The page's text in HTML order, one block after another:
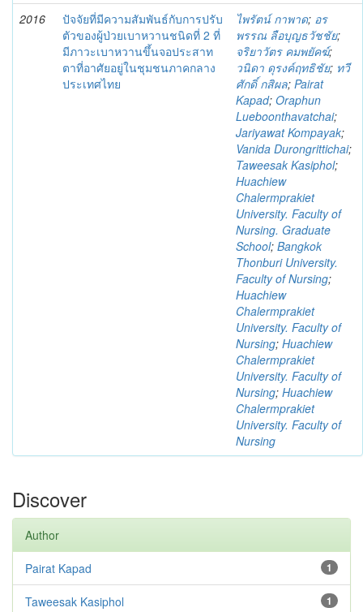
2016
ปัจจัยที่มีความสัมพันธ์กับการปรับ
ตัวของผู้ป่วยเบาหวานชนิดที่ 2 ที่
มีภาวะเบาหวานขึ้นจอประสาท
ตาที่อาศัยอยู่ในชุมชนภาคกลาง
ประเทศไทย
ไพรัตน์ กาพาด; อร
พรรณ ลือบุญธวัชชัย;
จริยาวัตร คมพยัคฆ์;
วนิดา ดุรงค์ฤทธิชัย; ทวี
ศักดิ์ กสิผล; Pairat
Kapad; Oraphun
Lueboonthavatchai;
Jariyawat Kompayak;
Vanida Durongrittichai;
Taweesak Kasiphol;
Huachiew
Chalermprakiet
University. Faculty of
Nursing. Graduate
School; Bangkok
Thonburi University.
Faculty of Nursing;
Huachiew
Chalermprakiet
University. Faculty of
Nursing; Huachiew
Chalermprakiet
University. Faculty of
Nursing; Huachiew
Chalermprakiet
University. Faculty of
Nursing
Discover
Author
1
Pairat Kapad
1
Taweesak Kasiphol